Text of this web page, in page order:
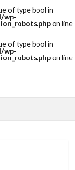
of type bool in
wp-
on line
of type bool in
wp-
on line